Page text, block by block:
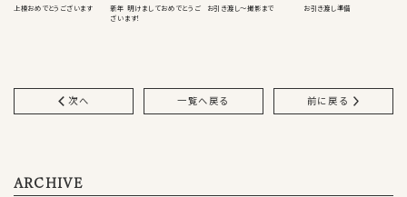
上棟おめでとうございます
新年 明けましておめでとうご
ざいます！
お引き渡し〜撮影まで
お引き渡し準備
次へ 一覧へ戻る 前に戻る
ARCHIVE